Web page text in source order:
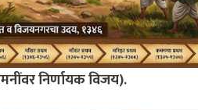
निर्णायक विजय).